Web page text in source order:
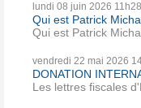
lundi 08 juin 2026 11h28
Qui est Patrick
Qui est Patrick
vendredi 22 mai 2026
DONATION
Les lettres fiscales